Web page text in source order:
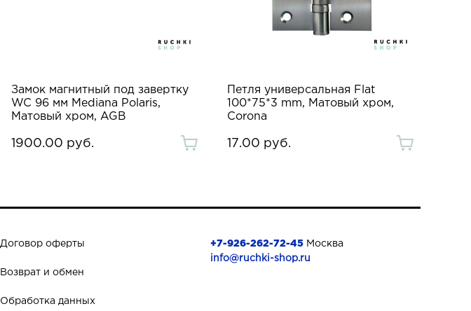
Замок магнитный под завертку
WC 96 мм Mediana Polaris,
Матовый хром, AGB
1900.00 руб.
Петля универсальная Flat
100*75*3 mm, Матовый хром,
Corona
17.00 руб.
Договор оферты
Возврат и обмен
Обработка данных
+7-926-262-72-45Москва
info@ruchki-shop.ru